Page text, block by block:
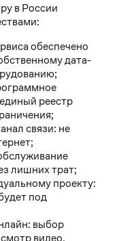
в России
обеспечено
дата-
реестр
связи: не
лишних трат;
проекту:
под
выбор
видео,